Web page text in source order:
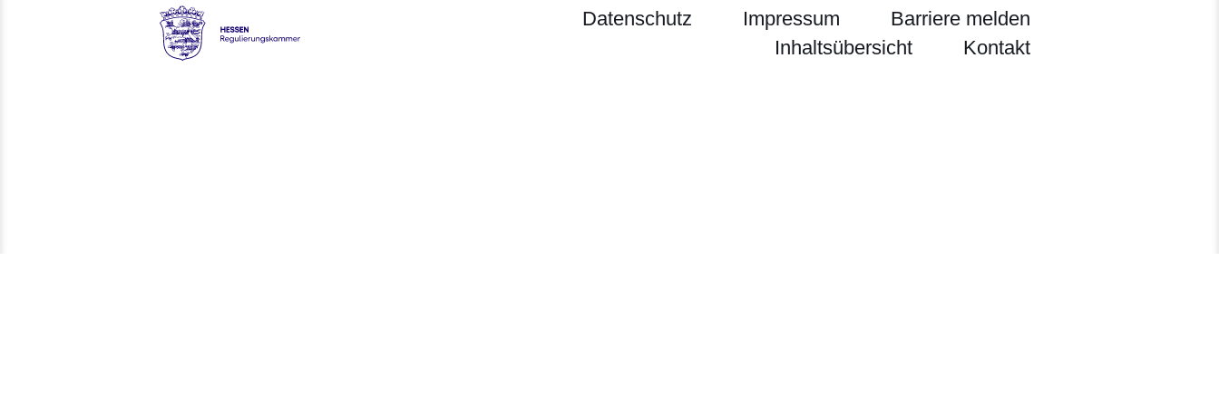
Datenschutz Impressum
Barriere melden
Inhaltsübersicht
Kontakt